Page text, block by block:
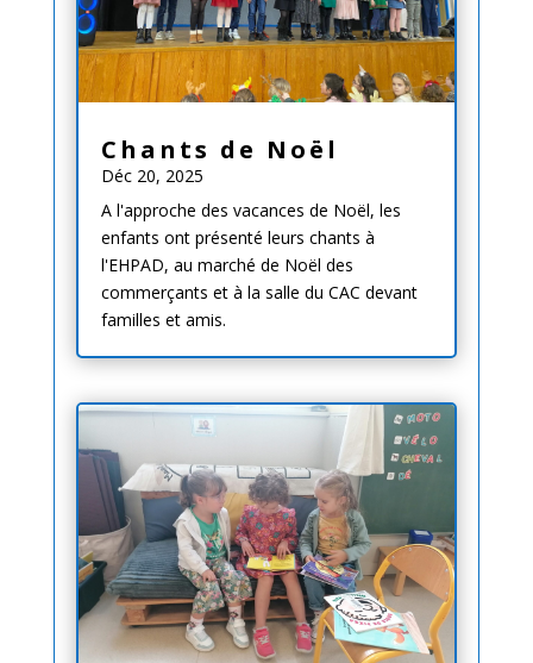
Chants de Noël
Déc 20, 2025
A l'approche des vacances de Noël, les
enfants ont présenté leurs chants à
l'EHPAD, au marché de Noël des
commerçants et à la salle du CAC devant
familles et amis.